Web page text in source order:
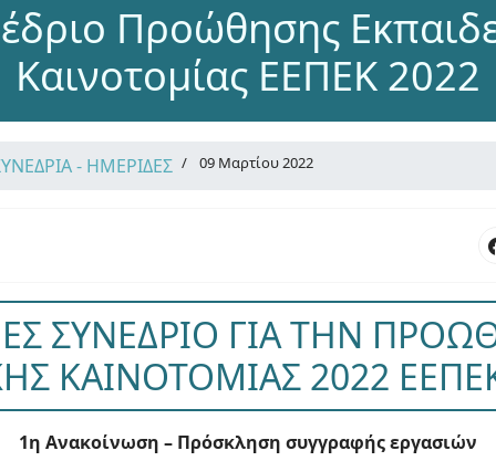
Προώθησης
Καινοτομίας ΕΕΠΕΚ 2022
- ΗΜΕΡΙΔΕΣ 09 Μαρτίου 2022
ΣΥΝΕΔΡΙΟ ΓΙΑ ΤΗΝ
ΚΑΙΝΟΤΟΜΙΑΣ 2022
1η Ανακοίνωση – Πρόσκληση συγγραφής εργασιών